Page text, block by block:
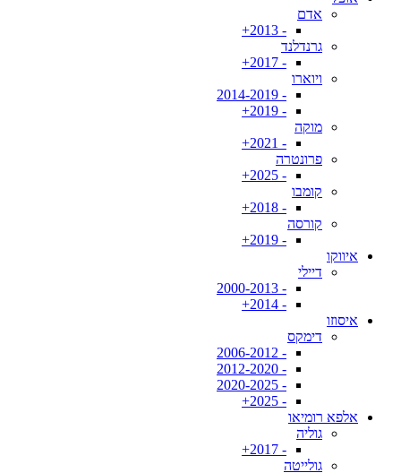
אדם
- 2013+
גרנדלנד
- 2017+
ויוארו
- 2014-2019
- 2019+
מוקה
- 2021+
פרונטרה
- 2025+
קומבו
- 2018+
קורסה
- 2019+
איווקו
דיילי
- 2000-2013
- 2014+
איסוזו
דימקס
- 2006-2012
- 2012-2020
- 2020-2025
- 2025+
אלפא רומיאו
גוליה
- 2017+
גולייטה